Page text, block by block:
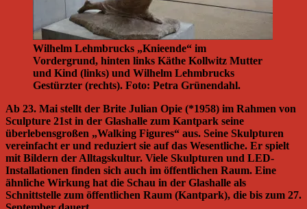
Wilhelm Lehmbrucks „Knieende“ im
Vordergrund, hinten links Käthe Kollwitz Mutter
und Kind (links) und Wilhelm Lehmbrucks
Gestürzter (rechts). Foto: Petra Grünendahl.
Ab 23. Mai stellt der Brite Julian Opie (*1958) im Rahmen von
Sculpture 21st in der Glashalle zum Kantpark seine
überlebensgroßen „Walking Figures“ aus. Seine Skulpturen
vereinfacht er und reduziert sie auf das Wesentliche. Er spielt
mit Bildern der Alltagskultur. Viele Skulpturen und LED-
Installationen finden sich auch im öffentlichen Raum. Eine
ähnliche Wirkung hat die Schau in der Glashalle als
Schnittstelle zum öffentlichen Raum (Kantpark), die bis zum 27.